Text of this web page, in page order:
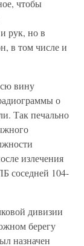
чтобы
рук, но в
в том числе и
вину
о
Так печально
излечения
соседней 104-
дивизии
берегу
назначен